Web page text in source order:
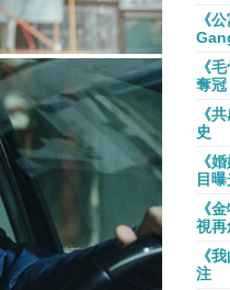
《
《
奪冠
《
史
《
目
《
視再
《
注